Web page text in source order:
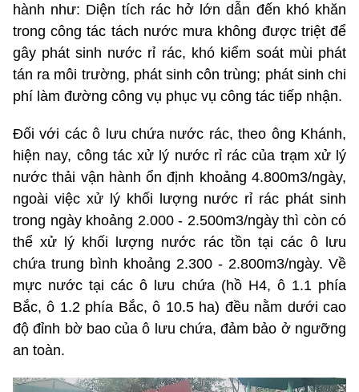
hành như: Diện tích rác hở lớn dẫn đến khó khăn
trong công tác tách nước mưa không được triệt để
gây phát sinh nước rỉ rác, khó kiểm soát mùi phát
tán ra môi trường, phát sinh côn trùng; phát sinh chi
phí làm đường công vụ phục vụ công tác tiếp nhận.
Đối với các ô lưu chứa nước rác, theo ông Khánh,
hiện nay, công tác xử lý nước rỉ rác của trạm xử lý
nước thải vận hành ổn định khoảng 4.800m3/ngày,
ngoài việc xử lý khối lượng nước rỉ rác phát sinh
trong ngày khoảng 2.000 - 2.500m3/ngày thì còn có
thể xử lý khối lượng nước rác tồn tại các ô lưu
chứa trung bình khoảng 2.300 - 2.800m3/ngày. Về
mực nước tại các ô lưu chứa (hồ H4, ô 1.1 phía
Bắc, ô 1.2 phía Bắc, ô 10.5 ha) đều nằm dưới cao
độ đỉnh bờ bao của ô lưu chứa, đảm bảo ở ngưỡng
an toàn.